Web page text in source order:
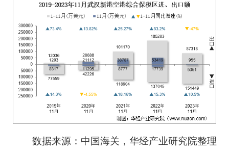
数据来源：中国海关，华经产业研究院整理